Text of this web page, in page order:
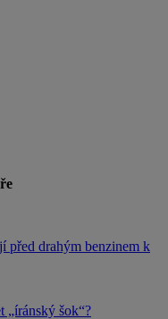
před drahým benzinem k
„íránský šok“?